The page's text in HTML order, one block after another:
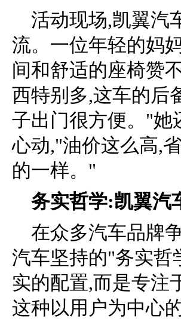
活动现场,凯翼汽
流。一位年轻的妈
间和舒适的座椅赞
西特别多,这车的后
子出门很方便。"她
心动,"油价这么高,
的一样。"
务实哲学:凯翼汽
在众多汽车品牌
汽车坚持的"务实哲
实的配置,而是专注
这种以用户为中心